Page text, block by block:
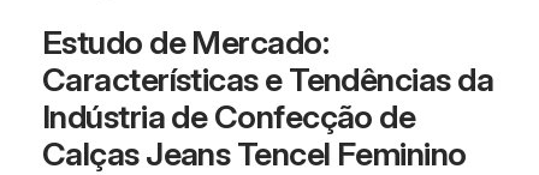
Estudo de Mercado:
Características e Tendências da
Indústria de Confecção de
Calças Jeans Tencel Feminino